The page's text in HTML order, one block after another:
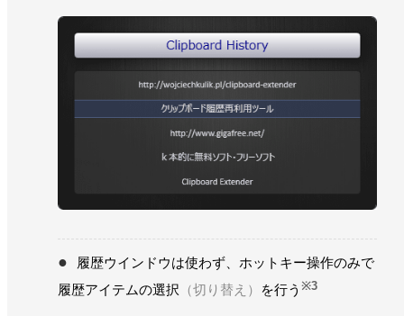
履歴ウインドウは使わず、ホットキー操作のみで
履歴アイテムの選択 （切り替え） を行う ※3